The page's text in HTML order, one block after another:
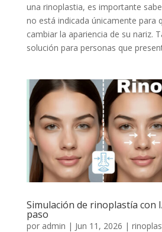
una rinoplastia, es importante
no está indicada únicamente para
cambiar la apariencia de su nariz.
solución para personas que
Simulación de rinoplastía con
paso
por admin | Jun 11, 2026 |